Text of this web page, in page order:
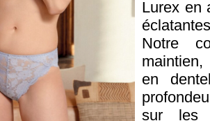
Lurex en
Notre
en
sur les